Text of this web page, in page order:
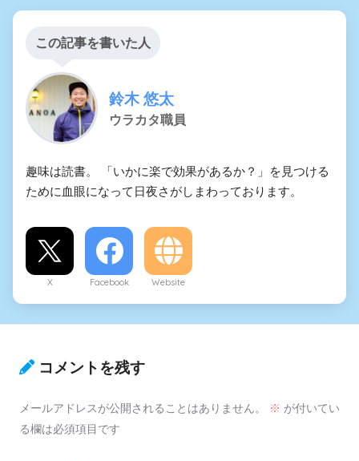
この記事を書いた人
鈴木 悠太
ウラカタ職員
趣味は読書。 「いかに楽で効果があるか？」を見つける
ために血眼になって日夜さがしまわっております。
X Facebook Website
コメントを残す
メールアドレスが公開されることはありません。 ※ が付いてい
る欄は必須項目です